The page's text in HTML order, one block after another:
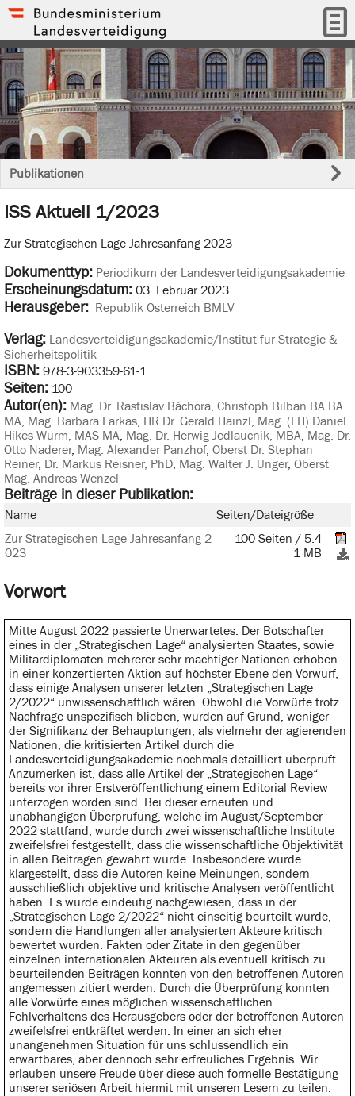
Publikationen
ISS Aktuell 1/2023
Zur Strategischen Lage Jahresanfang 2023
Dokumenttyp: Periodikum der Landesverteidigungsakademie
Erscheinungsdatum:03. Februar 2023
Herausgeber: Republik Österreich BMLV
Verlag: Landesverteidigungsakademie/Institut für Strategie &
Sicherheitspolitik
ISBN:978-3-903359-61-1
Seiten:100
Autor(en): Mag. Dr. Rastislav Báchora, Christoph Bilban BA BA
MA, Mag. Barbara Farkas, HR Dr. Gerald Hainzl, Mag. (FH) Daniel
Hikes-Wurm, MAS MA, Mag. Dr. Herwig Jedlaucnik, MBA, Mag. Dr.
Otto Naderer, Mag. Alexander Panzhof, Oberst Dr. Stephan
Reiner, Dr. Markus Reisner, PhD, Mag. Walter J. Unger, Oberst
Mag. Andreas Wenzel
Beiträge in dieser Publikation:
Name
Seiten/Dateigröße
Zur Strategischen Lage Jahresanfang 2
023
100 Seiten / 5.4
1 MB
Vorwort
Mitte August 2022 passierte Unerwartetes. Der Botschafter
eines in der „Strategischen Lage“ analysierten Staates, sowie
Militärdiplomaten mehrerer sehr mächtiger Nationen erhoben
in einer konzertierten Aktion auf höchster Ebene den Vorwurf,
dass einige Analysen unserer letzten „Strategischen Lage
2/2022“ unwissenschaftlich wären. Obwohl die Vorwürfe trotz
Nachfrage unspezifisch blieben, wurden auf Grund, weniger
der Signifikanz der Behauptungen, als vielmehr der agierenden
Nationen, die kritisierten Artikel durch die
Landesverteidigungsakademie nochmals detailliert überprüft.
Anzumerken ist, dass alle Artikel der „Strategischen Lage“
bereits vor ihrer Erstveröffentlichung einem Editorial Review
unterzogen worden sind. Bei dieser erneuten und
unabhängigen Überprüfung, welche im August/September
2022 stattfand, wurde durch zwei wissenschaftliche Institute
zweifelsfrei festgestellt, dass die wissenschaftliche Objektivität
in allen Beiträgen gewahrt wurde. Insbesondere wurde
klargestellt, dass die Autoren keine Meinungen, sondern
ausschließlich objektive und kritische Analysen veröffentlicht
haben. Es wurde eindeutig nachgewiesen, dass in der
„Strategischen Lage 2/2022“ nicht einseitig beurteilt wurde,
sondern die Handlungen aller analysierten Akteure kritisch
bewertet wurden. Fakten oder Zitate in den gegenüber
einzelnen internationalen Akteuren als eventuell kritisch zu
beurteilenden Beiträgen konnten von den betroffenen Autoren
angemessen zitiert werden. Durch die Überprüfung konnten
alle Vorwürfe eines möglichen wissenschaftlichen
Fehlverhaltens des Herausgebers oder der betroffenen Autoren
zweifelsfrei entkräftet werden. In einer an sich eher
unangenehmen Situation für uns schlussendlich ein
erwartbares, aber dennoch sehr erfreuliches Ergebnis. Wir
erlauben unsere Freude über diese auch formelle Bestätigung
unserer seriösen Arbeit hiermit mit unseren Lesern zu teilen.